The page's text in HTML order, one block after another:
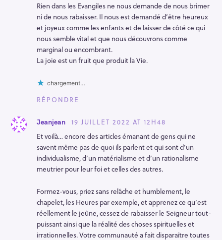
Rien dans les Evangiles ne nous demande de nous brimer
ni de nous rabaisser. Il nous est demandé d’être heureux
et joyeux comme les enfants et de laisser de côté ce qui
nous semble vital et que nous découvrons comme
marginal ou encombrant.
La joie est un fruit que produit la Vie.
chargement…
RÉPONDRE
Jeanjean
19 JUILLET 2022 AT 12H48
Et voilà… encore des articles émanant de gens qui ne
savent même pas de quoi ils parlent et qui sont d’un
individualisme, d’un matérialisme et d’un rationalisme
meutrier pour leur foi et celles des autres.
Formez-vous, priez sans relâche et humblement, le
chapelet, les Heures par exemple, et apprenez ce qu’est
réellement le jeûne, cessez de rabaisser le Seigneur tout-
puissant ainsi que la réalité des choses spirituelles et
irrationnelles. Votre communauté a fait disparaître toutes